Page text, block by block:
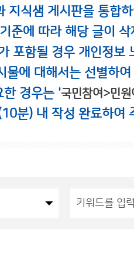
지식샘 게시판을 통합
준에 따라 해당 글이
포함될 경우 개인정보
물에 대해서는 선별하
경우는 '국민참여>민원
분) 내 작성 완료하여